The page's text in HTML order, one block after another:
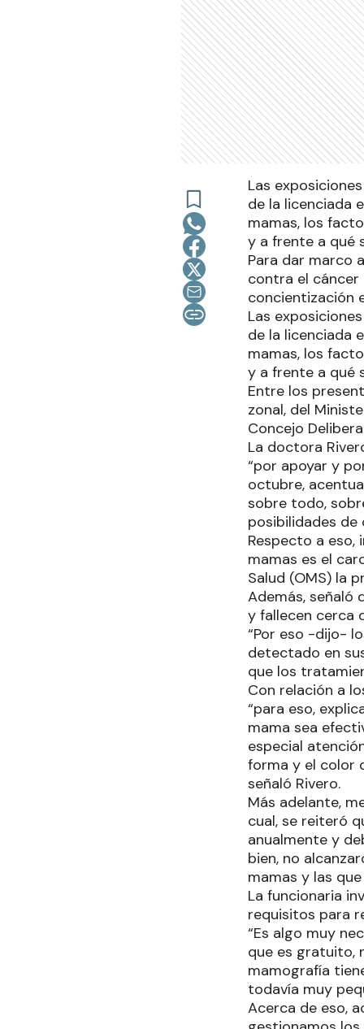
Las
de la licenciada
mamas, los
y a frente a qué
Para dar marco
contra el cáncer
concientización
Las
de la licenciada
mamas, los
y a frente a qué
Entre los
zonal, del
Concejo
La doctora
“por apoyar y
octubre,
sobre todo,
posibilidades de
Respecto a
mamas es el
Salud (OMS) la
Además, señaló
y fallecen cerca
“Por eso -dijo-
detectado en
que los
Con relación a
“para eso,
mama sea
especial
forma y el color
señaló Rivero.
Más adelante,
cual, se reiteró
anualmente y
bien, no
mamas y las
La funcionaria
requisitos para
“Es algo muy
que es gratuito,
mamografía
todavía muy
Acerca de eso,